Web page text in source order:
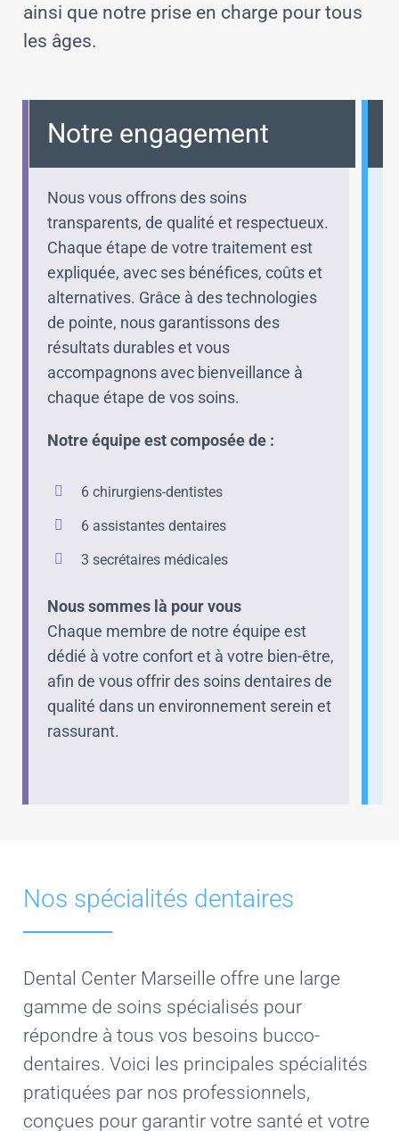
ainsi que notre prise en charge pour tous
les âges.
Notre engagement
Nous vous offrons des soins
transparents, de qualité et respectueux.
Chaque étape de votre traitement est
expliquée, avec ses bénéfices, coûts et
alternatives. Grâce à des technologies
de pointe, nous garantissons des
résultats durables et vous
accompagnons avec bienveillance à
chaque étape de vos soins.
Notre équipe est composée de :
6 chirurgiens-dentistes
6 assistantes dentaires
3 secrétaires médicales
Nous sommes là pour vous
Chaque membre de notre équipe est
dédié à votre confort et à votre bien-être,
afin de vous offrir des soins dentaires de
qualité dans un environnement serein et
rassurant.
Nos spécialités dentaires
Dental Center Marseille offre une large
gamme de soins spécialisés pour
répondre à tous vos besoins bucco-
dentaires. Voici les principales spécialités
pratiquées par nos professionnels,
conçues pour garantir votre santé et votre